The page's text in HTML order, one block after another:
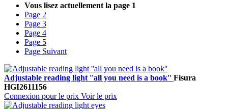
Vous lisez actuellement la page 1
Page 2
Page 3
Page 4
Page 5
Page Suivant
Adjustable reading light ''all you need is a book'' Fisura
HGI2611156
Connexion pour le prix Voir le prix